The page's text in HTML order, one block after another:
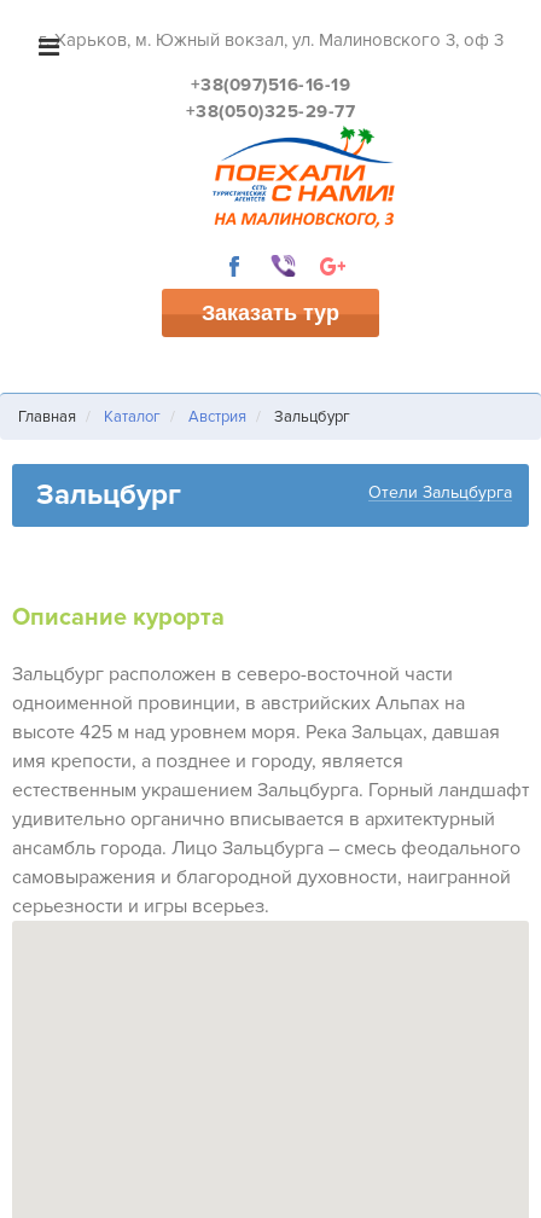
г. Харьков, м. Южный вокзал, ул. Малиновского 3, оф 3
+38(097)516-16-19
+38(050)325-29-77
Заказать тур
Главная Каталог Австрия Зальцбург
Зальцбург Отели Зальцбурга
Описание курорта
Зальцбург расположен в северо-восточной части
одноименной провинции, в австрийских Альпах на
высоте 425 м над уровнем моря. Река Зальцах, давшая
имя крепости, а позднее и городу, является
естественным украшением Зальцбурга. Горный ландшафт
удивительно органично вписывается в архитектурный
ансамбль города. Лицо Зальцбурга – смесь феодального
самовыражения и благородной духовности, наигранной
серьезности и игры всерьез.